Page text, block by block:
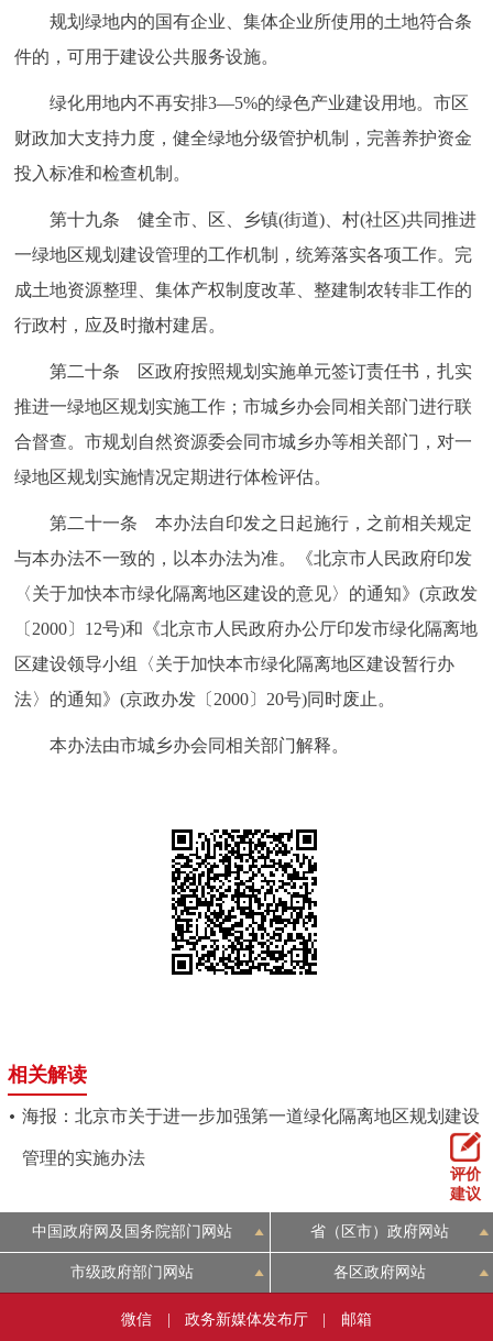
规划绿地内的国有企业、集体企业所使用的土地符合条
件的，可用于建设公共服务设施。
绿化用地内不再安排3—5%的绿色产业建设用地。市区
财政加大支持力度，健全绿地分级管护机制，完善养护资金
投入标准和检查机制。
第十九条 健全市、区、乡镇(街道)、村(社区)共同推进
一绿地区规划建设管理的工作机制，统筹落实各项工作。完
成土地资源整理、集体产权制度改革、整建制农转非工作的
行政村，应及时撤村建居。
第二十条 区政府按照规划实施单元签订责任书，扎实
推进一绿地区规划实施工作；市城乡办会同相关部门进行联
合督查。市规划自然资源委会同市城乡办等相关部门，对一
绿地区规划实施情况定期进行体检评估。
第二十一条 本办法自印发之日起施行，之前相关规定
与本办法不一致的，以本办法为准。《北京市人民政府印发
〈关于加快本市绿化隔离地区建设的意见〉的通知》(京政发
〔2000〕12号)和《北京市人民政府办公厅印发市绿化隔离地
区建设领导小组〈关于加快本市绿化隔离地区建设暂行办
法〉的通知》(京政办发〔2000〕20号)同时废止。
本办法由市城乡办会同相关部门解释。
相关解读
海报：北京市关于进一步加强第一道绿化隔离地区规划建设
管理的实施办法
评价
建议
中国政府网及国务院部门网站 省（区市）政府网站
市级政府部门网站 各区政府网站
微信 政务新媒体发布厅 邮箱